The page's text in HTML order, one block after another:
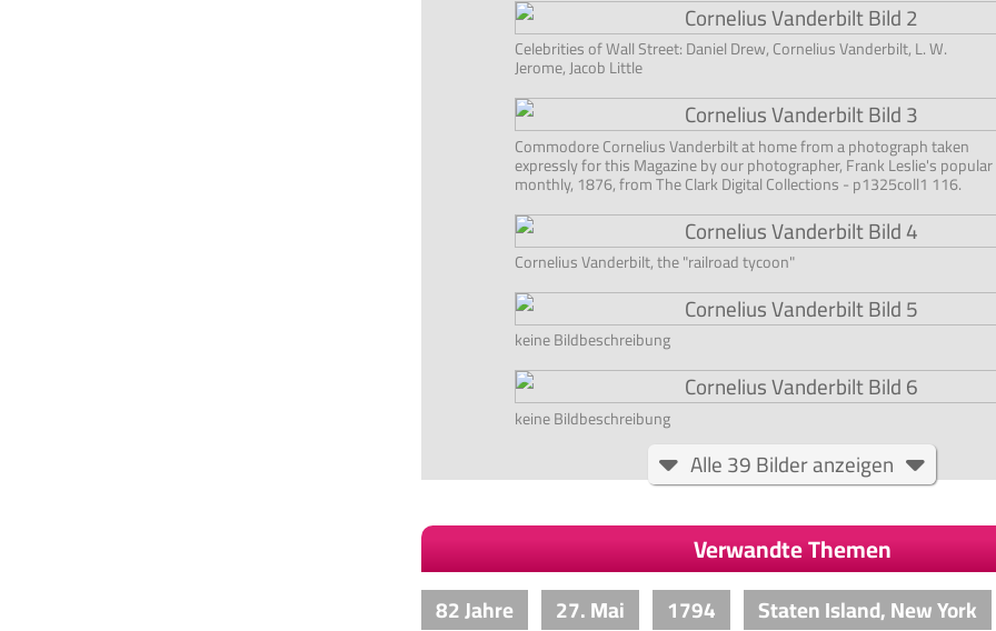
Celebrities of Wall Street: Daniel Drew, Cornelius Vanderbilt, L. W.
Jerome, Jacob Little
Commodore Cornelius Vanderbilt at home from a photograph taken
expressly for this Magazine by our photographer, Frank Leslie's popular
monthly, 1876, from The Clark Digital Collections - p1325coll1 116.
Cornelius Vanderbilt, the "railroad tycoon"
keine Bildbeschreibung
keine Bildbeschreibung
Alle 39 Bilder anzeigen
Verwandte Themen
82 Jahre 27. Mai 1794 Staten Island, New York